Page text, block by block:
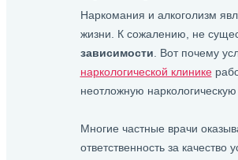
Наркомания и алкоголизм
жизни. К сожалению, не
зависимости . Вот почему
наркологической клинике
неотложную
Многие частные врачи
ответственность за